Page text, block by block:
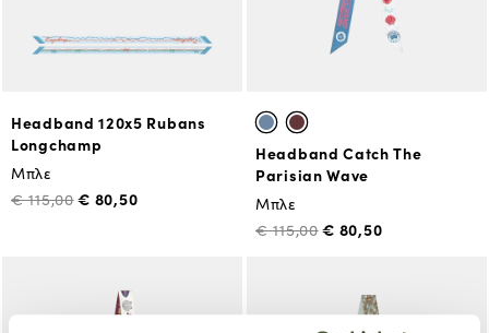
Headband 120x5 Rubans
Longchamp
Μπλε
€ 115,00€ 80,50
Headband Catch The
Parisian Wave
Μπλε
€ 115,00€ 80,50